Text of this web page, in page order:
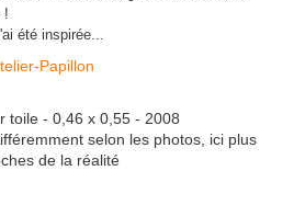
!
été inspirée...
- 0,46 x 0,55 - 2008
selon les photos, ici plus
de la réalité